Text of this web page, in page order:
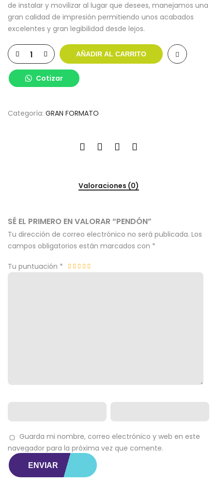
de instalar y movilizar al lugar que desees, manejamos una
gran calidad de impresión permitiendo unos acabados
excelentes y gran legibilidad desde lejos.
AÑADIR AL CARRITO
Cotizar
Categoría: GRAN FORMATO
Valoraciones (0)
SÉ EL PRIMERO EN VALORAR “PENDÓN”
Tu dirección de correo electrónico no será publicada. Los
campos obligatorios están marcados con *
Tu puntuación *
Guarda mi nombre, correo electrónico y web en este
navegador para la próxima vez que comente.